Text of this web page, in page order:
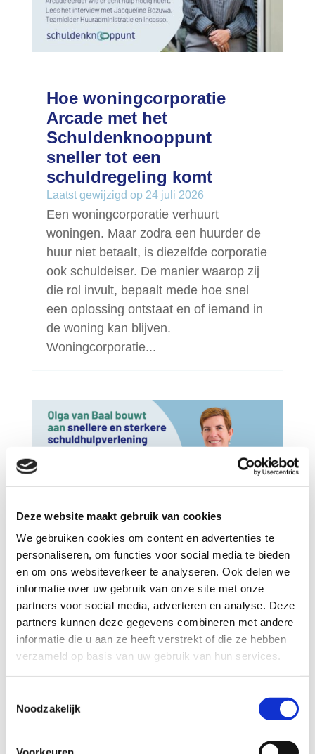
Deze website maakt gebruik van cookies
We gebruiken cookies om content en advertenties te
personaliseren, om functies voor social media te bieden
en om ons websiteverkeer te analyseren. Ook delen we
informatie over uw gebruik van onze site met onze
partners voor social media, adverteren en analyse. Deze
partners kunnen deze gegevens combineren met andere
informatie die u aan ze heeft verstrekt of die ze hebben
verzameld op basis van uw gebruik van hun services.
Noodzakelijk
Hoe woningcorporatie
Arcade met het
Schuldenknooppunt
sneller tot een
schuldregeling komt
Laatst gewijzigd op 24 juli 2026
Een woningcorporatie verhuurt
woningen. Maar zodra een huurder de
huur niet betaalt, is diezelfde corporatie
ook schuldeiser. De manier waarop zij
die rol invult, bepaalt mede hoe snel
een oplossing ontstaat en of iemand in
de woning kan blijven.
Woningcorporatie...
Olga van Baal: verbinden,
versnellen en samen
vooruit
Laatst gewijzigd op 30 juni 2026
Bij het Schuldenknooppunt draait alles
om samenwerking. Want alleen samen
eenvoudiger en menselijker. Sinds kort
relatiemanager Schuldeisers.